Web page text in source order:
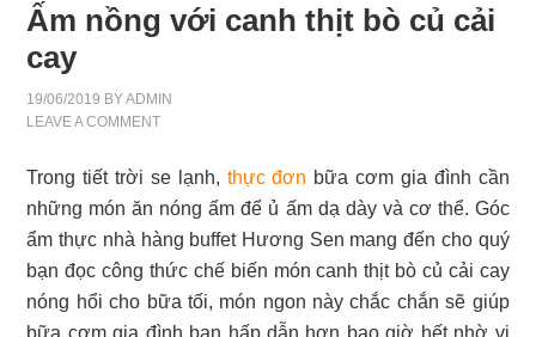
Ấm nồng với canh thịt bò củ cải
cay
19/06/2019 BYADMIN
LEAVE A COMMENT
Trong tiết trời se lạnh, thực đơn bữa cơm gia đình cần
những món ăn nóng ấm để ủ ấm dạ dày và cơ thể. Góc
ẩm thực nhà hàng buffet Hương Sen mang đến cho quý
bạn đọc công thức chế biến món canh thịt bò củ cải cay
nóng hổi cho bữa tối, món ngon này chắc chắn sẽ giúp
bữa cơm gia đình bạn hấp dẫn hơn bao giờ hết nhờ vị